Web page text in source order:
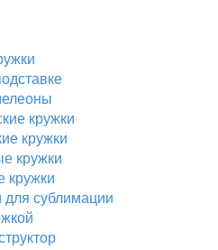
кружки
кружки
кружки
кружки
для сублимации